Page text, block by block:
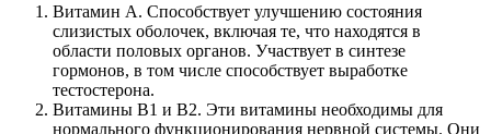
Витамин А. Способствует улучшению состояния
слизистых оболочек, включая те, что находятся в
области половых органов. Участвует в синтезе
гормонов, в том числе способствует выработке
тестостерона.
Витамины В1 и В2. Эти витамины необходимы для
нормального функционирования нервной системы. Они